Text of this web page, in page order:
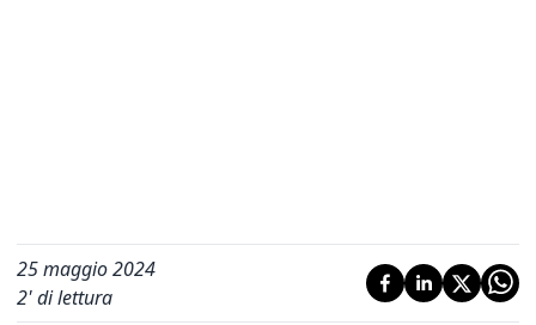
25 maggio 2024
2' di lettura